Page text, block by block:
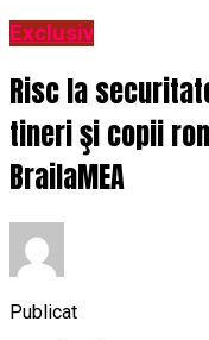
Exclusiv
Risc la
tineri şi copii
BrailaMEA
Publicat